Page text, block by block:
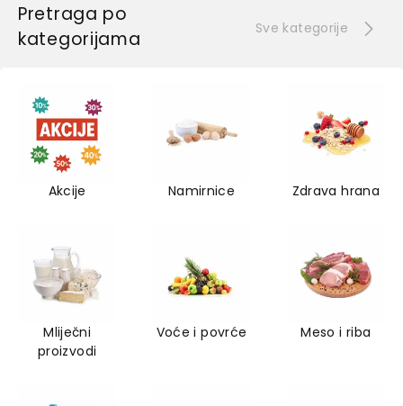
Pretraga po
kategorijama
Sve kategorije
Akcije Namirnice Zdrava hrana
Mliječni
proizvodi
Voće i povrće Meso i riba